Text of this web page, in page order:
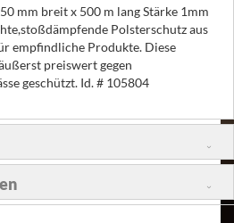
mm breit x 500 m lang Stärke 1mm
Polsterschutz aus
empfindliche Produkte. Diese
preiswert gegen
geschützt. Id. # 105804